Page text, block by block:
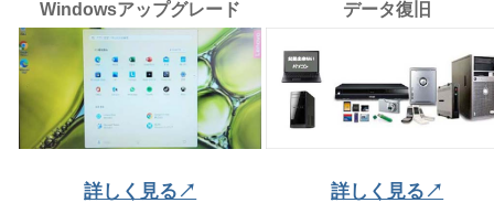
Windowsアップグレード
詳しく見る↗
データ復旧
詳しく見る↗